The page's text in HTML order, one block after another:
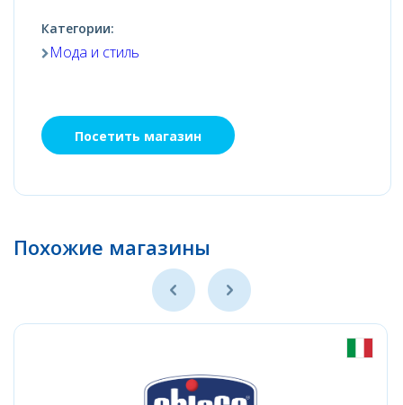
Категории:
Мода и стиль
Посетить магазин
Похожие магазины